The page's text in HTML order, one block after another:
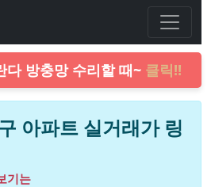
다 방충망 수리할 때~ 클릭!!
아파트 실거래가 링
기는